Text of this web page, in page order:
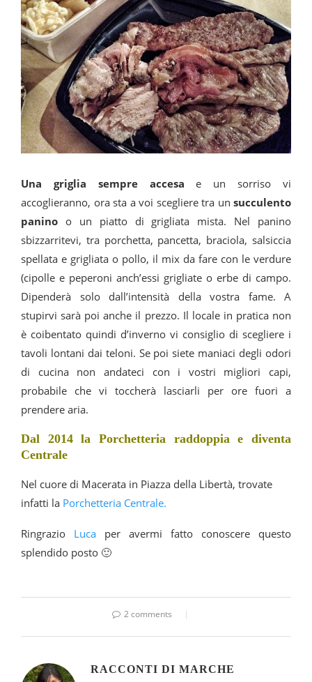
Una griglia sempre accesa e un sorriso vi
accoglieranno, ora sta a voi scegliere tra un succulento
panino o un piatto di grigliata mista. Nel panino
sbizzarritevi, tra porchetta, pancetta, braciola, salsiccia
spellata e grigliata o pollo, il mix da fare con le verdure
(cipolle e peperoni anch’essi grigliate o erbe di campo.
Dipenderà solo dall’intensità della vostra fame. A
stupirvi sarà poi anche il prezzo. Il locale in pratica non
è coibentato quindi d’inverno vi consiglio di scegliere i
tavoli lontani dai teloni. Se poi siete maniaci degli odori
di cucina non andateci con i vostri migliori capi,
probabile che vi toccherà lasciarli per ore fuori a
prendere aria.
Dal 2014 la Porchetteria raddoppia e diventa
Centrale
Nel cuore di Macerata in Piazza della Libertà, trovate
infatti la Porchetteria Centrale.
Ringrazio Luca per avermi fatto conoscere questo
splendido posto 🙂
2 comments
RACCONTI DI MARCHE